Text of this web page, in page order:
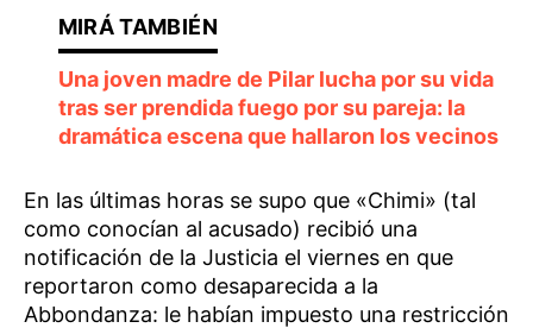
Una joven madre de Pilar lucha por su vida
tras ser prendida fuego por su pareja: la
dramática escena que hallaron los vecinos
En las últimas horas se supo que «Chimi» (tal
como conocían al acusado) recibió una
notificación de la Justicia el viernes en que
reportaron como desaparecida a la
Abbondanza: le habían impuesto una restricción